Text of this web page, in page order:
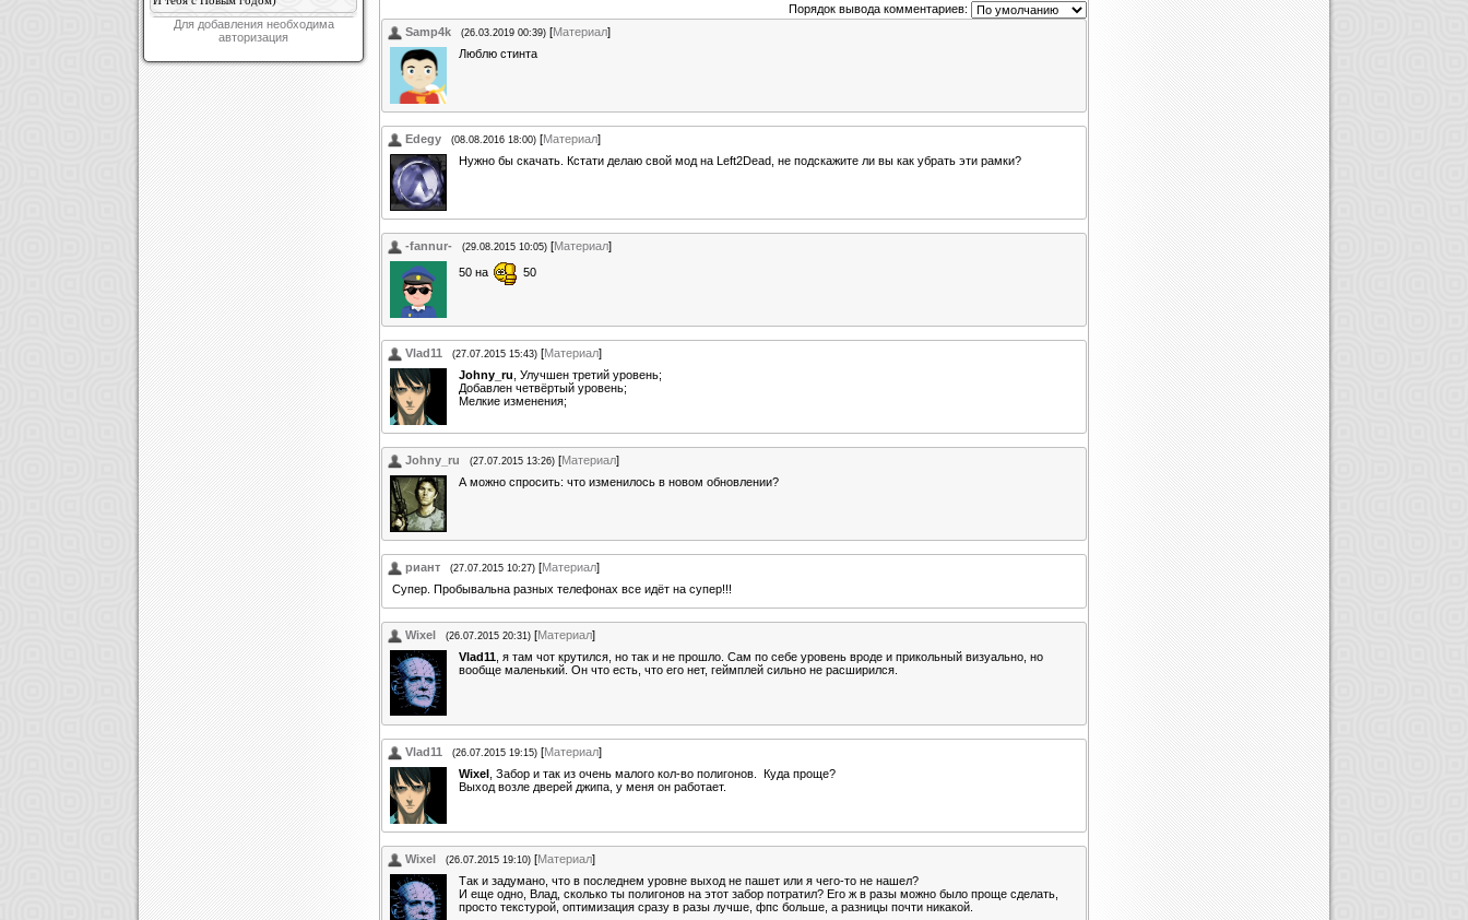
Для добавления необходима
авторизация
Порядок вывода комментариев:
Samp4k
(26.03.2019 00:39) [Материал]
Люблю стинта
Edegy (08.08.2016 18:00) [Материал]
Нужно бы скачать. Кстати делаю свой мод на Left2Dead, не подскажите ли вы как убрать эти рамки?
-fannur- (29.08.2015 10:05) [Материал]
50 на
50
Vlad11 (27.07.2015 15:43) [Материал]
Johny_ru , Улучшен третий уровень;
Добавлен четвёртый уровень;
Мелкие изменения;
Johny_ru (27.07.2015 13:26) [Материал]
А можно спросить: что изменилось в новом обновлении?
риант (27.07.2015 10:27) [Материал]
Супер. Пробывальна разных телефонах все идёт на супер!!!
Wixel (26.07.2015 20:31) [Материал]
Vlad11 , я там чот крутился, но так и не прошло. Сам по себе уровень вроде и прикольный визуально, но
вообще маленький. Он что есть, что его нет, геймплей сильно не расширился.
Vlad11 (26.07.2015 19:15) [Материал]
Wixel , Забор и так из очень малого кол-во полигонов. Куда проще?
Выход возле дверей джипа, у меня он работает.
Wixel (26.07.2015 19:10) [Материал]
Так и задумано, что в последнем уровне выход не пашет или я чего-то не нашел?
И еще одно, Влад, сколько ты полигонов на этот забор потратил? Его ж в разы можно было проще сделать,
просто текстурой, оптимизация сразу в разы лучше, фпс больше, а разницы почти никакой.